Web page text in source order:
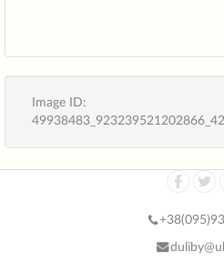
Image ID:
+38(